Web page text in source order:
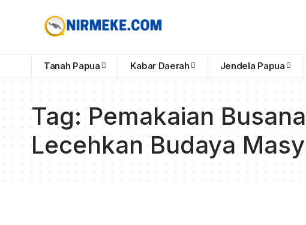
Tanah Papua Kabar Daerah Jendela Papua
Tag:Pemakaian
Lecehkan Budaya